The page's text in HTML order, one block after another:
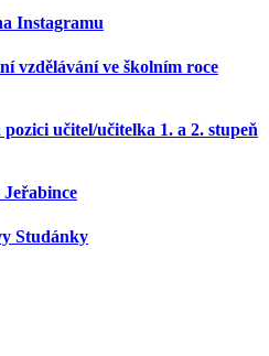
Instagramu
vzdělávání ve školním roce
učitel/učitelka 1. a 2. stupeň
Studánky